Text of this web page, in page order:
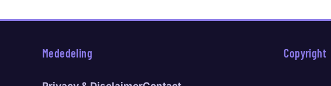
Mededeling Copyright